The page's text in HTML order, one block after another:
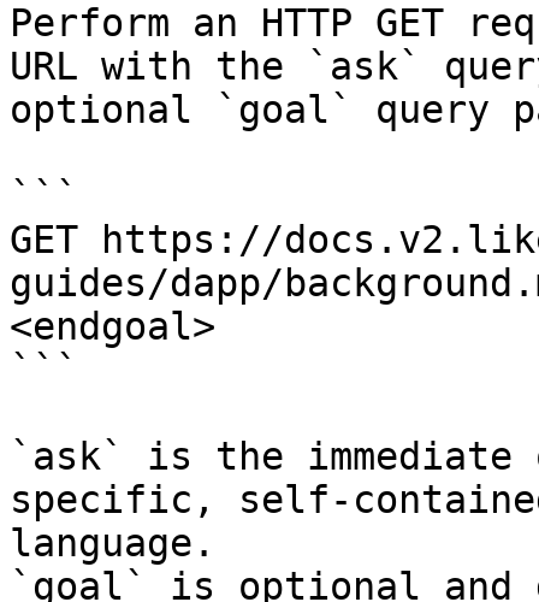
Perform an HTTP GET
URL with the `ask`
optional `goal` query
```
GET https://
guides/dapp/
<endgoal>
```
`ask` is the
specific, self-
language.
`goal` is optional and